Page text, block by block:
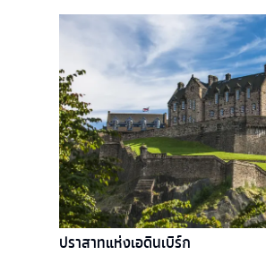
ปราสาทแห่งเอดินเบิร์ก